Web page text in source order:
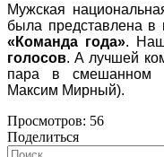
Мужская
была представлена в
«Команда года».
голосов. А лучшей
пара в смешанном
Максим Мирный).
Просмотров: 56
Поделиться